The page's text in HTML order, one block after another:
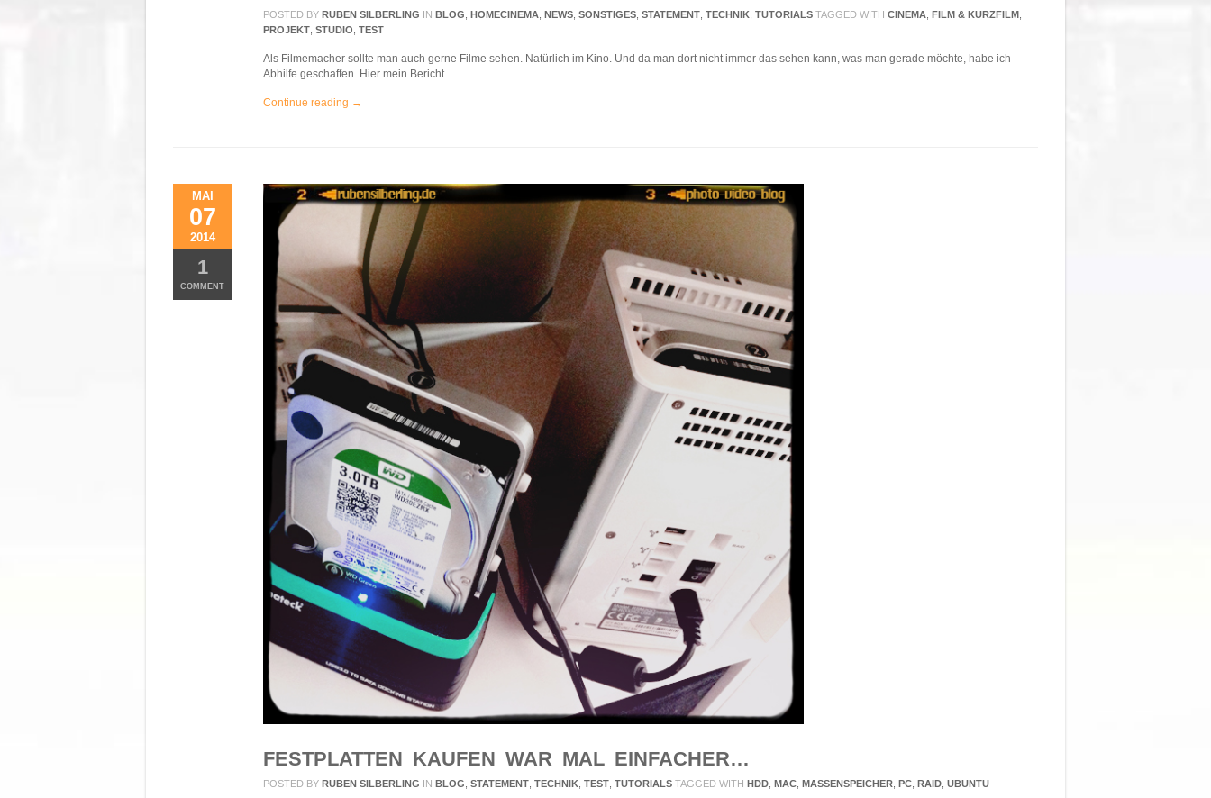
POSTED BY RUBEN SILBERLING IN BLOG HOMECINEMA NEWS SONSTIGES STATEMENT TECHNIK TUTORIALS TAGGED WITH CINEMA FILM & KURZFILM
PROJEKT STUDIO TEST
Als Filmemacher sollte man auch gerne Filme sehen. Natürlich im Kino. Und da man dort nicht immer das sehen kann, was man gerade möchte, habe ich
Abhilfe geschaffen. Hier mein Bericht.
Continue reading →
MAI
07
2014
1
COMMENT
FESTPLATTEN KAUFEN WAR MAL EINFACHER…
POSTED BY RUBEN SILBERLING IN BLOG STATEMENT TECHNIK TEST TUTORIALS TAGGED WITH HDD MAC MASSENSPEICHER PC RAID UBUNTU